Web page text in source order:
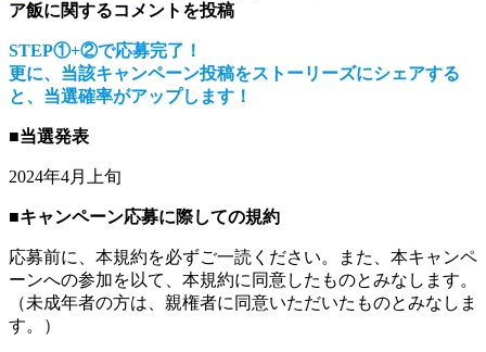
ア飯に関するコメントを投稿
STEP①+②で応募完了！
更に、当該キャンペーン投稿をストーリーズにシェアする
と、当選確率がアップします！
■当選発表
2024年4月上旬
■キャンペーン応募に際しての規約
応募前に、本規約を必ずご一読ください。また、本キャンペ
ーンへの参加を以て、本規約に同意したものとみなします。
（未成年者の方は、親権者に同意いただいたものとみなしま
す。）